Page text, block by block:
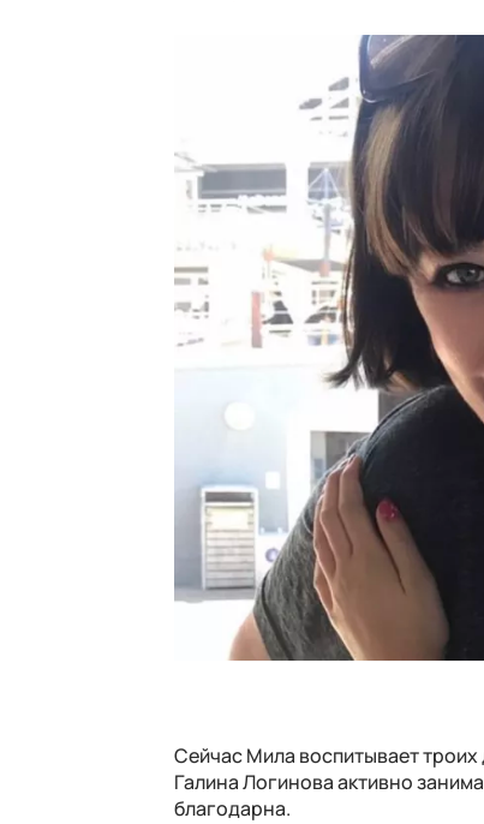
Сейчас Мила воспитывает
Галина Логинова активно
благодарна.